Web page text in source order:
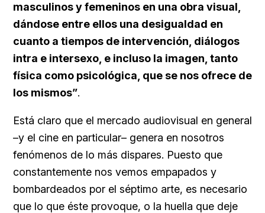
masculinos y femeninos en una obra visual,
dándose entre ellos una desigualdad en
cuanto a tiempos de intervención, diálogos
intra e intersexo, e incluso la imagen, tanto
física como psicológica, que se nos ofrece de
los mismos”.
Está claro que el mercado audiovisual en general
–y el cine en particular– genera en nosotros
fenómenos de lo más dispares. Puesto que
constantemente nos vemos empapados y
bombardeados por el séptimo arte, es necesario
que lo que éste provoque, o la huella que deje